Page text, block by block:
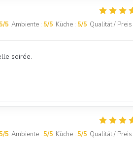
5/5 Ambiente : 5/5 Küche : 5/5 Qualität / Preis
soirée.
5/5 Ambiente : 5/5 Küche : 5/5 Qualität / Preis